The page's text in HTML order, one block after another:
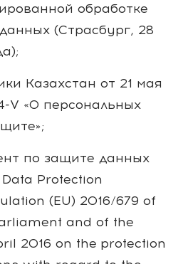
обработке
(Страсбург, 28
Казахстан от 21 мая
V «О персональных
по защите данных
Protection
(EU) 2016/679 of
and of the
2016 on the protection